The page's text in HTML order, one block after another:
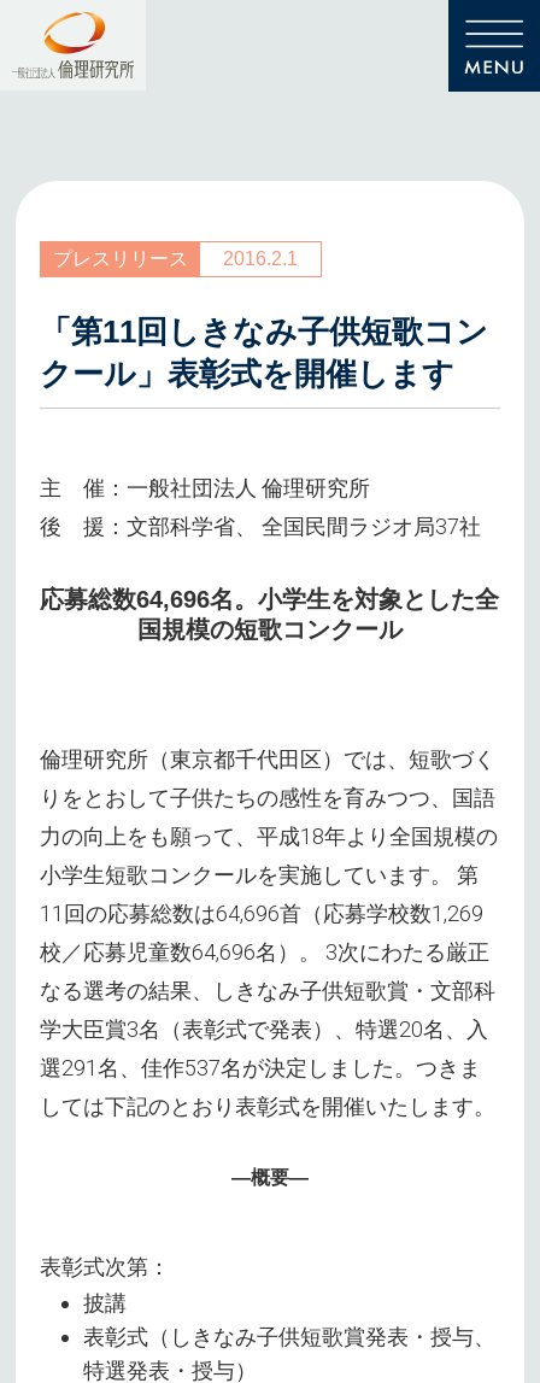
プレスリリース 2016.2.1
「第11回しきなみ子供短歌コン
クール」表彰式を開催します
主 催：一般社団法人 倫理研究所
後 援：文部科学省、 全国民間ラジオ局37社
応募総数64,696名。小学生を対象とした全
国規模の短歌コンクール
倫理研究所（東京都千代田区）では、短歌づく
りをとおして子供たちの感性を育みつつ、国語
力の向上をも願って、平成18年より全国規模の
小学生短歌コンクールを実施しています。 第
11回の応募総数は64,696首（応募学校数1,269
校／応募児童数64,696名）。 3次にわたる厳正
なる選考の結果、しきなみ子供短歌賞・文部科
学大臣賞3名（表彰式で発表）、特選20名、入
選291名、佳作537名が決定しました。つきま
しては下記のとおり表彰式を開催いたします。
―概要―
表彰式次第：
披講
表彰式（しきなみ子供短歌賞発表・授与、
特選発表・授与）